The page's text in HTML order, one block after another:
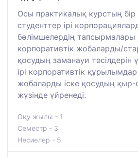
Осы практикалық курстың бір
студенттер ірі
бөлімшелердің тапсырмалары
корпоративтік жобаларды/
қосудың заманауи тәсілдерін
ірі корпоративтік
жобаларды іске қосудың қыр-
жүзінде үйренеді.
Оқу жылы - 1
Семестр - 3
Несиелер - 5